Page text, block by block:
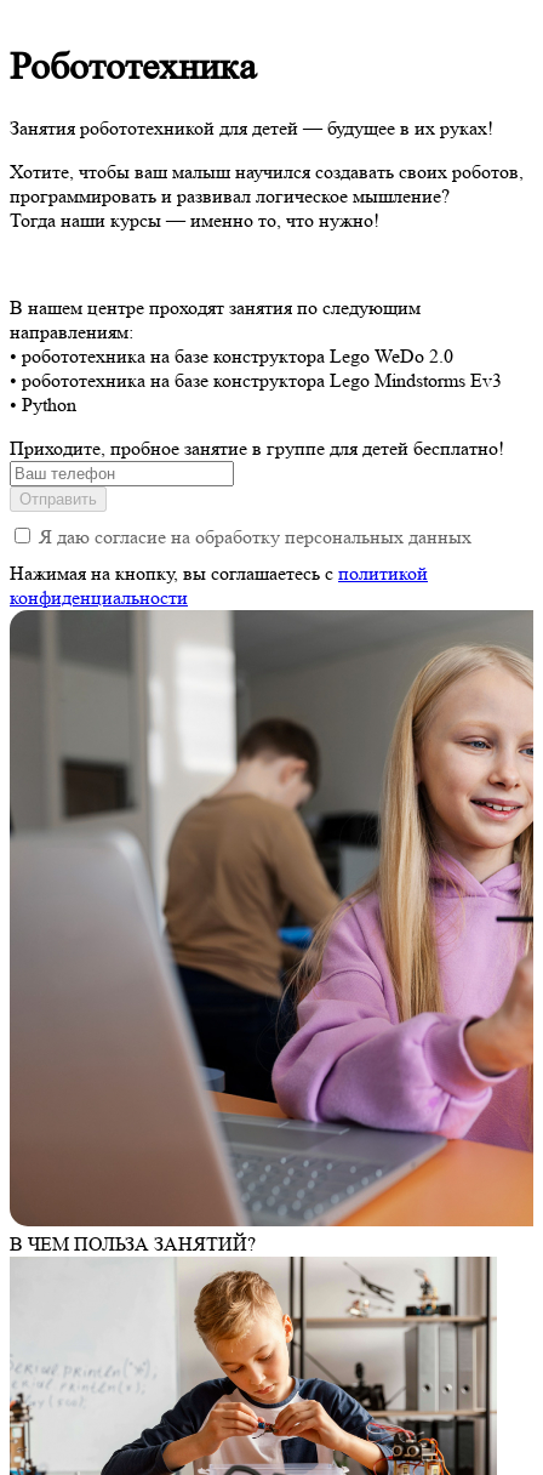
Робототехника
Занятия робототехникой для детей — будущее в их руках!
Хотите, чтобы ваш малыш научился создавать своих роботов,
программировать и развивал логическое мышление?
Тогда наши курсы — именно то, что нужно!
В нашем центре проходят занятия по следующим
направлениям:
• робототехника на базе конструктора Lego WeDo 2.0
• робототехника на базе конструктора Lego Mindstorms Ev3
• Python
Приходите, пробное занятие в группе для детей бесплатно!
Отправить
Я даю согласие на обработку персональных данных
Нажимая на кнопку, вы соглашаетесь c политикой
конфиденциальности
В ЧЕМ ПОЛЬЗА ЗАНЯТИЙ?